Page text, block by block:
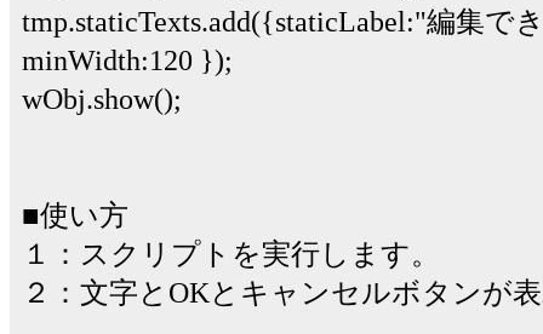
tmp.staticTexts.add({staticLabel:"編集で
minWidth:120 });
wObj.show();
■使い方
１：スクリプトを実行します。
２：文字とOKとキャンセルボタンが